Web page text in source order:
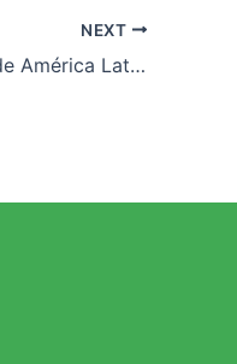
NEXT
El rol de la proteína animal en el desarrollo de América Latina y su importancia en la Seguridad Alimentaria global